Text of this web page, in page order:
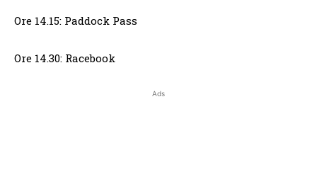
Ore 14.15: Paddock Pass
Ore 14.30: Racebook
Ads